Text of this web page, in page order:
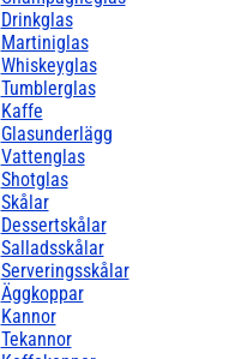
Drinkglas
Martiniglas
Whiskeyglas
Tumblerglas
Kaffe
Glasunderlägg
Vattenglas
Shotglas
Skålar
Dessertskålar
Salladsskålar
Serveringsskålar
Äggkoppar
Kannor
Tekannor